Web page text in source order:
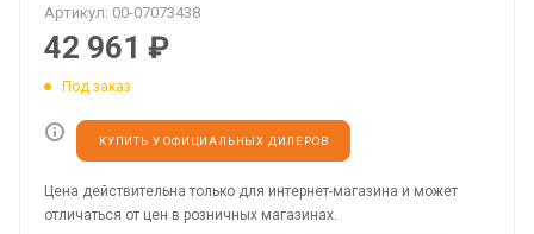
Артикул: 00-07073438
42 961 ₽
Под заказ
КУПИТЬ У ОФИЦИАЛЬНЫХ ДИЛЕРОВ
Цена действительна только для интернет-магазина и может
отличаться от цен в розничных магазинах.